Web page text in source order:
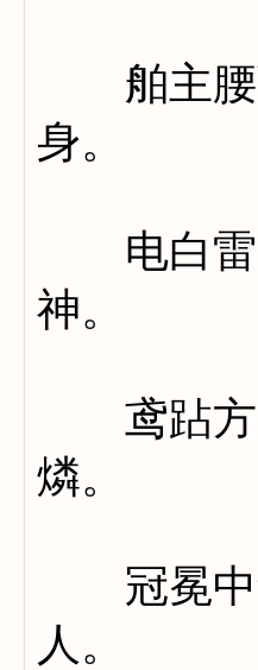
舶主腰
身。
电白雷
神。
鸢跕方
燐。
冠冕中
人。